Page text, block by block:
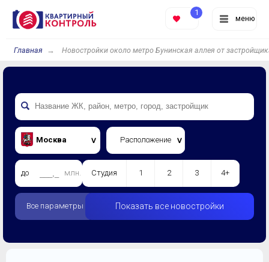
меню
1
Главная Новостройки около метро Бунинская аллея от
Москва Расположение
до млн. Студия 1 2 3 4+
Все параметры Показать все новостройки